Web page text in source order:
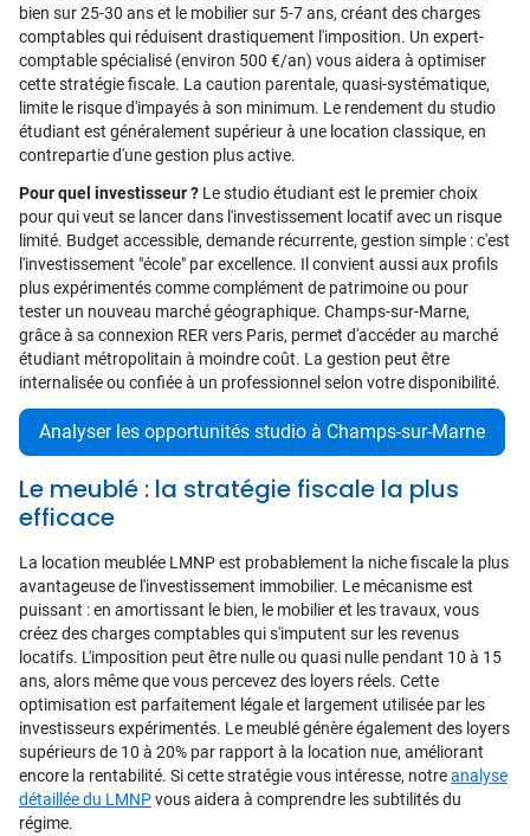
bien sur 25-30 ans et le mobilier sur 5-7 ans, créant des charges
comptables qui réduisent drastiquement l'imposition. Un expert-
comptable spécialisé (environ 500 €/an) vous aidera à optimiser
cette stratégie fiscale. La caution parentale, quasi-systématique,
limite le risque d'impayés à son minimum. Le rendement du studio
étudiant est généralement supérieur à une location classique, en
contrepartie d'une gestion plus active.
Pour quel investisseur ? Le studio étudiant est le premier choix
pour qui veut se lancer dans l'investissement locatif avec un risque
limité. Budget accessible, demande récurrente, gestion simple : c'est
l'investissement "école" par excellence. Il convient aussi aux profils
plus expérimentés comme complément de patrimoine ou pour
tester un nouveau marché géographique. Champs-sur-Marne,
grâce à sa connexion RER vers Paris, permet d'accéder au marché
étudiant métropolitain à moindre coût. La gestion peut être
internalisée ou confiée à un professionnel selon votre disponibilité.
Analyser les opportunités studio à Champs-sur-Marne
Le meublé : la stratégie fiscale la plus
efficace
La location meublée LMNP est probablement la niche fiscale la plus
avantageuse de l'investissement immobilier. Le mécanisme est
puissant : en amortissant le bien, le mobilier et les travaux, vous
créez des charges comptables qui s'imputent sur les revenus
locatifs. L'imposition peut être nulle ou quasi nulle pendant 10 à 15
ans, alors même que vous percevez des loyers réels. Cette
optimisation est parfaitement légale et largement utilisée par les
investisseurs expérimentés. Le meublé génère également des loyers
supérieurs de 10 à 20% par rapport à la location nue, améliorant
encore la rentabilité. Si cette stratégie vous intéresse, notreanalyse
détaillée du LMNPvous aidera à comprendre les subtilités du
régime.